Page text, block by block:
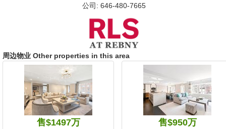
公司: ‍646-480-7665
周边物业 Other properties in this area
售$1497万 售$950万